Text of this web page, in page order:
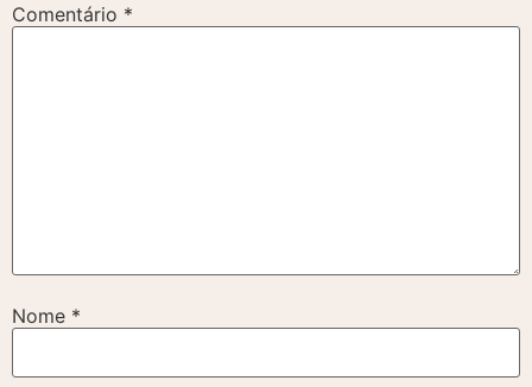
Comentário *
Nome *